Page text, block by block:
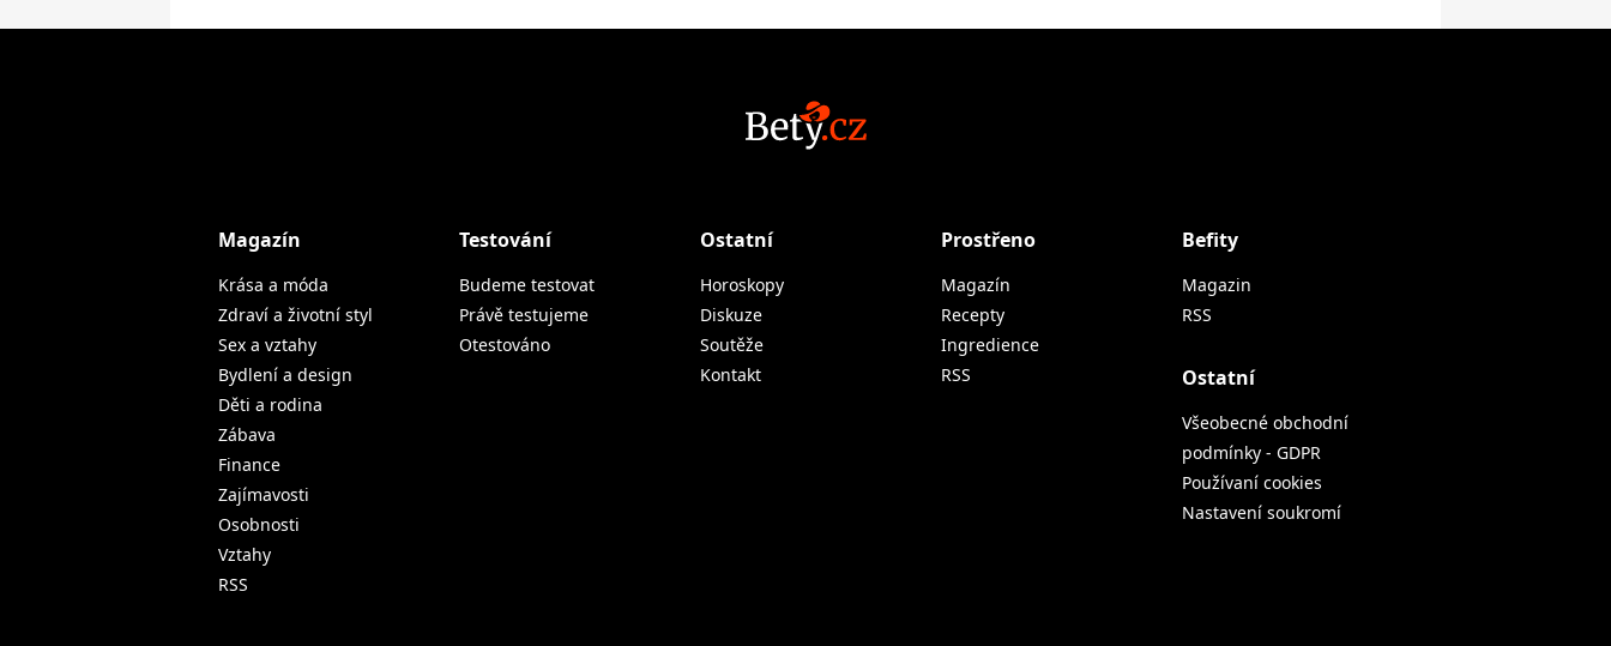
Magazín
Krása a móda
Zdraví a životní styl
Sex a vztahy
Bydlení a design
Děti a rodina
Zábava
Finance
Zajímavosti
Osobnosti
Vztahy
RSS
Testování
Budeme testovat
Právě testujeme
Otestováno
Ostatní
Horoskopy
Diskuze
Soutěže
Kontakt
Prostřeno
Magazín
Recepty
Ingredience
RSS
Befity
Magazin
RSS
Ostatní
Všeobecné obchodní
podmínky - GDPR
Používaní cookies
Nastavení soukromí